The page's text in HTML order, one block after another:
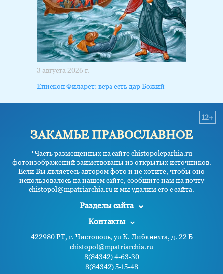
3 августа 2026 г.
Епископ Филарет: вера есть дар Божий
ЗАКАМЬЕ ПРАВОСЛАВНОЕ
*Часть размещенных на сайте chistopoleparhia.ru
фотоизображений заимствованы из открытых источников.
Если Вы являетесь автором фото и не хотите, чтобы оно
использовалось на нашем сайте, сообщите нам на почту
chistopol@mpatriarchia.ru и мы удалим его с сайта.
12+
Разделы сайта
Контакты
422980 РТ, г. Чистополь, ул К. Либкнехта, д. 22 Б
chistopol@mpatriarchia.ru
8(84342) 4-63-30
8(84342) 5-15-48